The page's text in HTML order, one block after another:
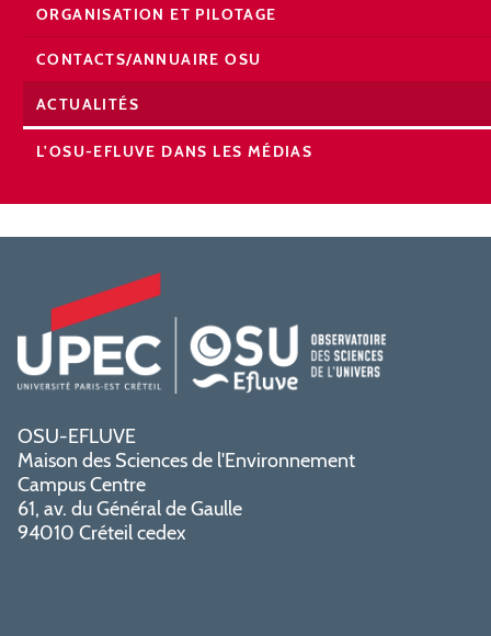
ORGANISATION ET PILOTAGE
CONTACTS/ANNUAIRE OSU
ACTUALITÉS
L'OSU-EFLUVE DANS LES MÉDIAS
OSU-EFLUVE
Maison des Sciences de l'Environnement
Campus Centre
61, av. du Général de Gaulle
94010 Créteil cedex